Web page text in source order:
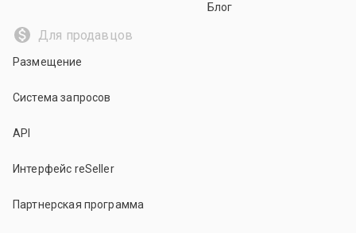
Блог
Для продавцов
Размещение
Система запросов
API
Интерфейс reSeller
Партнерская программа